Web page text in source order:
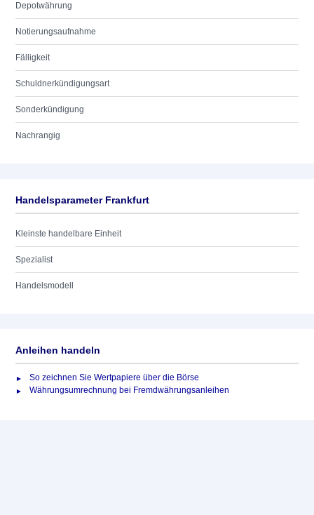
Depotwährung
Notierungsaufnahme
Fälligkeit
Schuldnerkündigungsart
Sonderkündigung
Nachrangig
Handelsparameter Frankfurt
Kleinste handelbare Einheit
Spezialist
Handelsmodell
Anleihen handeln
So zeichnen Sie Wertpapiere über die Börse
Währungsumrechnung bei Fremdwährungsanleihen